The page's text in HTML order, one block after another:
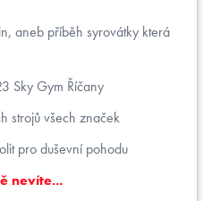
aneb příběh syrovátky která
Sky Gym Říčany
strojů všech značek
pro duševní pohodu
nevíte...